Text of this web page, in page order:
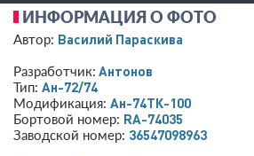
ИНФОРМАЦИЯ О ФОТО
Автор: Василий Параскива
Разработчик: Антонов
Тип: Ан-72/74
Модификация: Ан-74ТК-100
Бортовой номер: RA-74035
Заводской номер: 36547098963